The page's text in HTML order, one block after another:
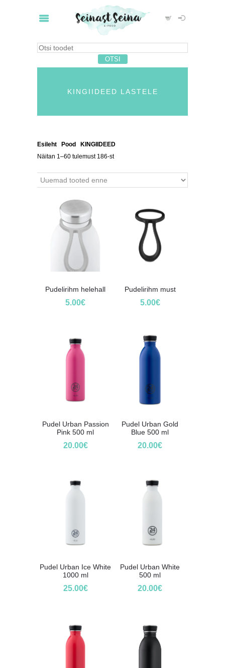
KINGIIDEED LASTELE
Esileht Pood KINGIIDEED
Näitan 1–60 tulemust 186-st
Pudelirihm helehall
5.00€
Pudelirihm must
5.00€
Pudel Urban Passion
Pink 500 ml
20.00€
Pudel Urban Gold
Blue 500 ml
20.00€
Pudel Urban Ice White
1000 ml
25.00€
Pudel Urban White
500 ml
20.00€